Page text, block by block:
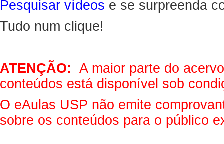
Pesquisar vídeos e se surpreenda
Tudo num clique!
ATENÇÃO: A maior parte do
conteúdos está disponível sob
O eAulas USP não emite
sobre os conteúdos para o público